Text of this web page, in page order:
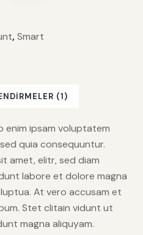
,Smart
(1)
enim ipsam voluptatem
quia consequuntur.
amet, elitr, sed diam
labore et dolore magna
At vero accusam et
Stet clitain vidunt ut
magna aliquyam.